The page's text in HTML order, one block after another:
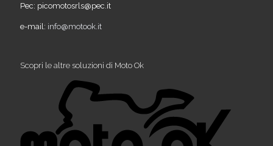
Pec: picomotosrls@pec.it
e-mail: info@motook.it
Scopri le altre soluzioni di Moto Ok